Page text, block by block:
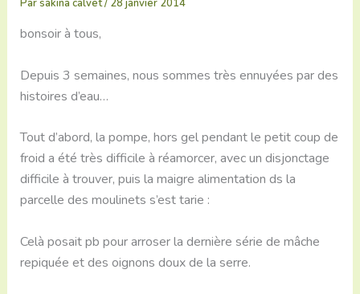
Parsakina calvet/ 28 janvier 2014
bonsoir à tous,
Depuis 3 semaines, nous sommes très ennuyées par des
histoires d’eau…
Tout d’abord, la pompe, hors gel pendant le petit coup de
froid a été très difficile à réamorcer, avec un disjonctage
difficile à trouver, puis la maigre alimentation ds la
parcelle des moulinets s’est tarie :
Celà posait pb pour arroser la dernière série de mâche
repiquée et des oignons doux de la serre.